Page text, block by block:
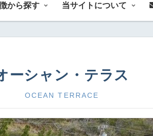
から探す 当サイトについて
ーシャン・テラス
OCEAN TERRACE